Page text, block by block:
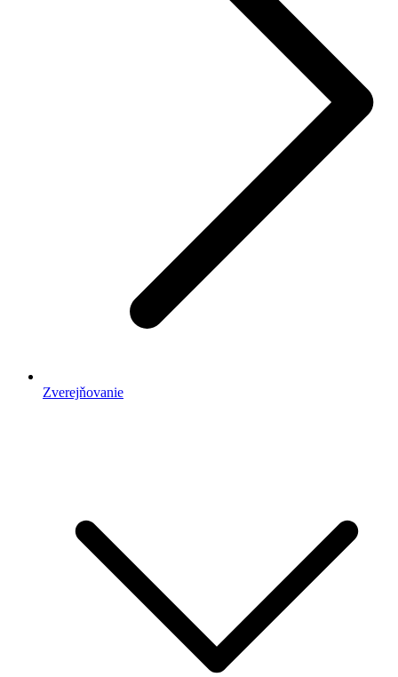
Zverejňovanie